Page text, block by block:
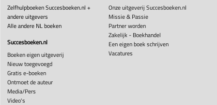
Zelfhulpboeken Succesboeken.nl +
andere uitgevers
Alle andere NL boeken
Succesboeken.nl
Boeken eigen uitgeverij
Nieuw toegevoegd
Gratis e-boeken
Ontmoet de auteur
Media/Pers
Video's
Onze uitgeverij Succesboeken.nl
Missie & Passie
Partner worden
Zakelijk - Boekhandel
Een eigen boek schrijven
Vacatures